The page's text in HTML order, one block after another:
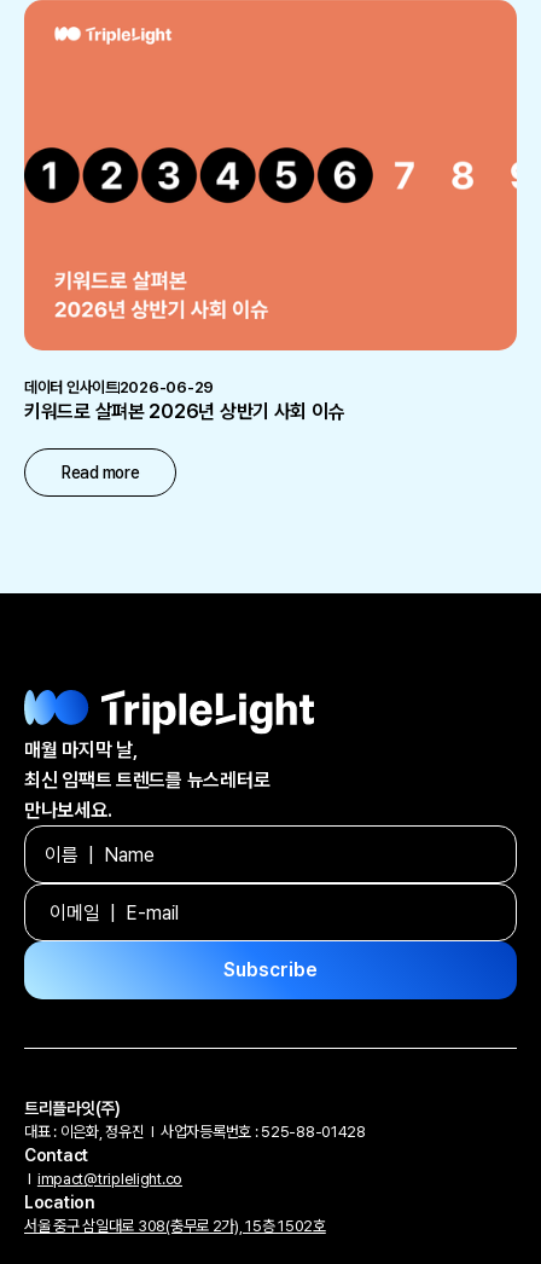
데이터 인사이트2026-06-29
키워드로 살펴본 2026년 상반기 사회 이슈
Read more
매월 마지막 날,
최신 임팩트 트렌드를 뉴스레터로
만나보세요.
트리플라잇(주)
대표 : 이은화, 정유진 l 사업자등록번호 : 525-88-01428
Contact
l impact@triplelight.co
Location
서울 중구 삼일대로 308(충무로 2가), 15층 1502호